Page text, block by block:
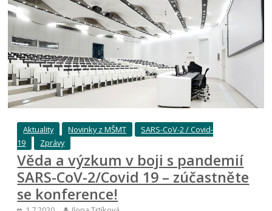
Aktuality Novinky z MŠMT
SARS-CoV-2 / Covid-
19
Zprávy
Věda a výzkum v boji s pandemií
SARS-CoV-2/Covid 19 – zúčastněte
se konference!